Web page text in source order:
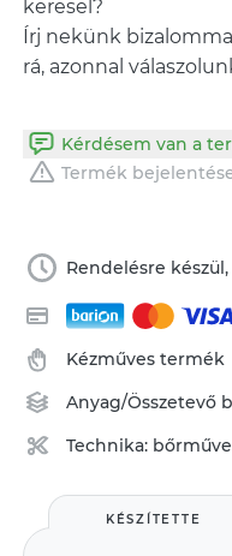
keresel?
Írj nekünk
rá, azonnal
Kérdésem van a
Termék
Rendelésre
Kézműves termék
Anyag/Összetevő
Technika:
KÉSZÍTETTE